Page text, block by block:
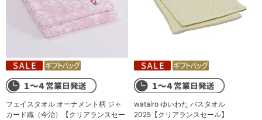
フェイスタオル オーナメント柄 ジャ
カード織（今治）【クリアランスセー
watairo ゆいわた バスタオル
2025【クリアランスセール】